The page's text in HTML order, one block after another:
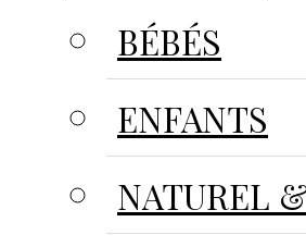
BÉBÉS
ENFANTS
NATUREL